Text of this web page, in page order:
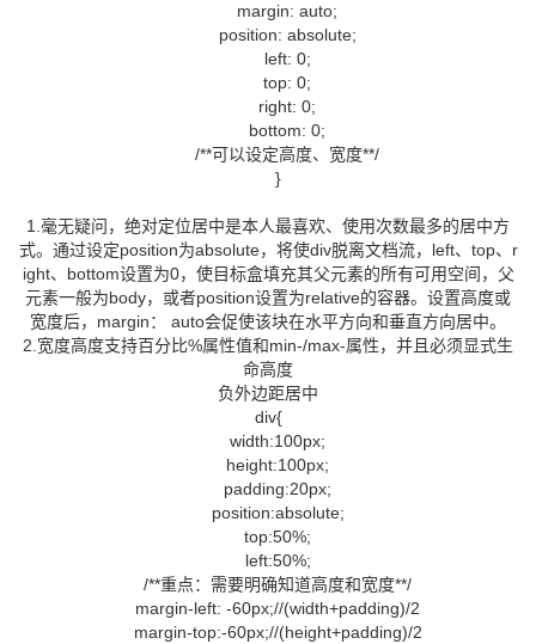
margin: auto;
position: absolute;
left: 0;
top: 0;
right: 0;
bottom: 0;
/**可以设定高度、宽度**/
}
1.毫无疑问，绝对定位居中是本人最喜欢、使用次数最多的居中方
式。通过设定position为absolute，将使div脱离文档流，left、top、r
ight、bottom设置为0，使目标盒填充其父元素的所有可用空间，父
元素一般为body，或者position设置为relative的容器。设置高度或
宽度后，margin： auto会促使该块在水平方向和垂直方向居中。
2.宽度高度支持百分比%属性值和min-/max-属性，并且必须显式生
命高度
负外边距居中
div{
width:100px;
height:100px;
padding:20px;
position:absolute;
top:50%;
left:50%;
/**重点：需要明确知道高度和宽度**/
margin-left: -60px;//(width+padding)/2
margin-top:-60px;//(height+padding)/2